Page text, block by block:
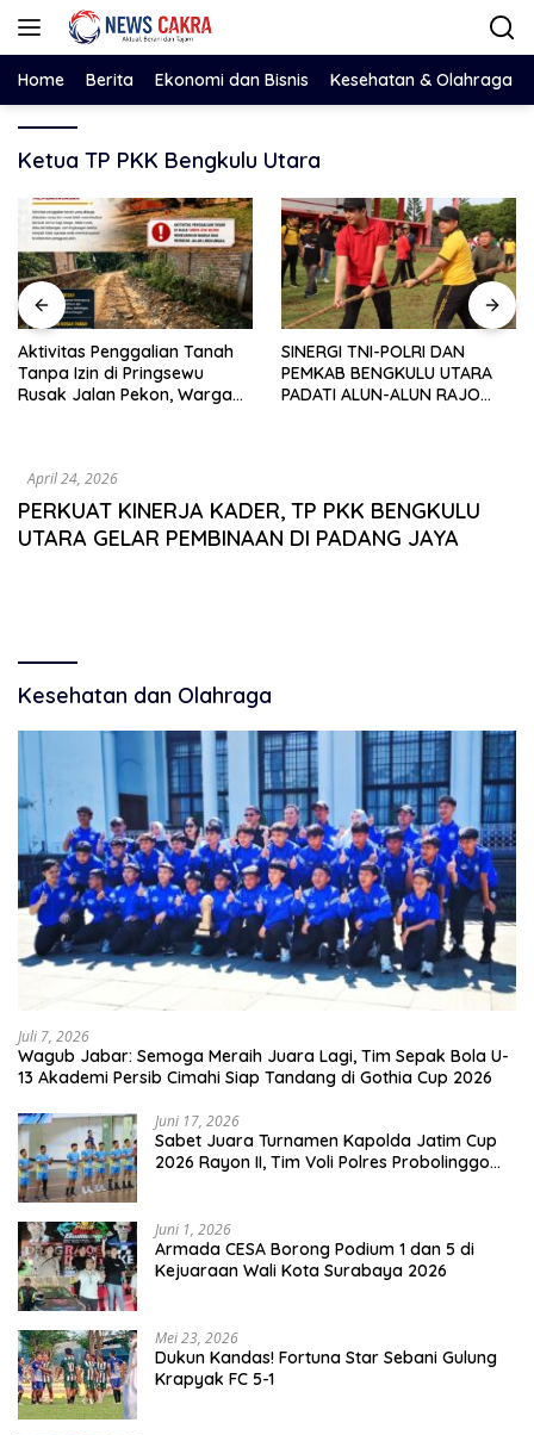
Langsung
Home Berita Ekonomi dan Bisnis Kesehatan & Olahraga
Ketua TP PKK Bengkulu Utara
Aktivitas Penggalian Tanah
Tanpa Izin di Pringsewu
Rusak Jalan Pekon, Warga
SINERGI TNI-POLRI DAN
PEMKAB BENGKULU UTARA
PADATI ALUN-ALUN RAJO
April 24, 2026
PERKUAT KINERJA KADER, TP PKK BENGKULU
UTARA GELAR PEMBINAAN DI PADANG JAYA
Kesehatan dan Olahraga
Juli 7, 2026
Wagub Jabar: Semoga Meraih Juara Lagi, Tim Sepak Bola U-
13 Akademi Persib Cimahi Siap Tandang di Gothia Cup 2026
Juni 17, 2026
Sabet Juara Turnamen Kapolda Jatim Cup
2026 Rayon II, Tim Voli Polres Probolinggo
Juni 1, 2026
Armada CESA Borong Podium 1 dan 5 di
Kejuaraan Wali Kota Surabaya 2026
Mei 23, 2026
Dukun Kandas! Fortuna Star Sebani Gulung
Krapyak FC 5-1